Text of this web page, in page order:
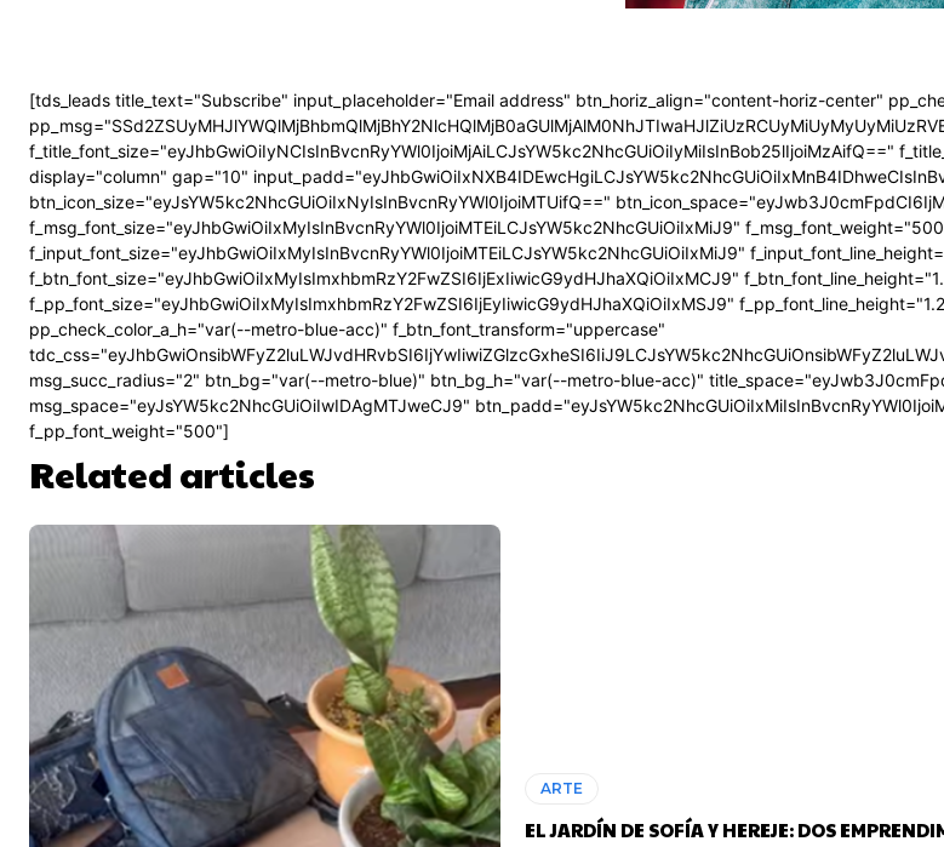
[tds_leads title_text="Subscribe" input_placeholder="Email address" btn_horiz_align="content-horiz-center"
f_title_font_size="eyJhbGwiOiIyNCIsInBvcnRyYWl0IjoiMjAiLCJsYW5kc2NhcGUiOiIyMiIsInBob25lIjoiMzAifQ=="
display="column" gap="10"
btn_icon_size="eyJsYW5kc2NhcGUiOiIxNyIsInBvcnRyYWl0IjoiMTUifQ=="
f_msg_font_size="eyJhbGwiOiIxMyIsInBvcnRyYWl0IjoiMTEiLCJsYW5kc2NhcGUiOiIxMiJ9"
f_input_font_size="eyJhbGwiOiIxMyIsInBvcnRyYWl0IjoiMTEiLCJsYW5kc2NhcGUiOiIxMiJ9"
f_btn_font_size="eyJhbGwiOiIxMyIsImxhbmRzY2FwZSI6IjExIiwicG9ydHJhaXQiOiIxMCJ9"
f_pp_font_size="eyJhbGwiOiIxMyIsImxhbmRzY2FwZSI6IjEyIiwicG9ydHJhaXQiOiIxMSJ9"
pp_check_color_a_h="var(--metro-blue-acc)" f_btn_font_transform="uppercase"
msg_succ_radius="2" btn_bg="var(--metro-blue)" btn_bg_h="var(--metro-blue-acc)"
msg_space="eyJsYW5kc2NhcGUiOiIwIDAgMTJweCJ9"
f_pp_font_weight="500"]
Related articles
ARTE
EL JARDÍN DE SOFÍA Y HEREJE: DOS